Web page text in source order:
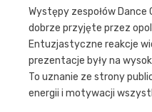
Występy zespołów Dance
dobrze przyjęte przez
Entuzjastyczne reakcje
prezentacje były na
To uznanie ze strony
energii i motywacji